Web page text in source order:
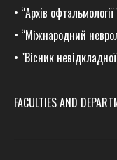
• “Архів
• “Міжнародний
• "Вісник
FACULTIES AND